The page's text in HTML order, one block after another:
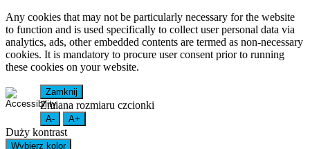
Any cookies that may not be particularly necessary for the website
to function and is used specifically to collect user personal data via
analytics, ads, other embedded contents are termed as non-necessary
cookies. It is mandatory to procure user consent prior to running
these cookies on your website.
Zamknij
Zmiana rozmiaru czcionki
A- A+
Duży kontrast
Wybierz kolor